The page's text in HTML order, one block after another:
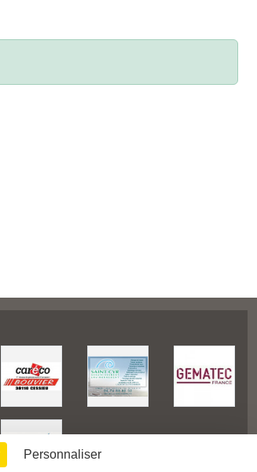
Personnaliser